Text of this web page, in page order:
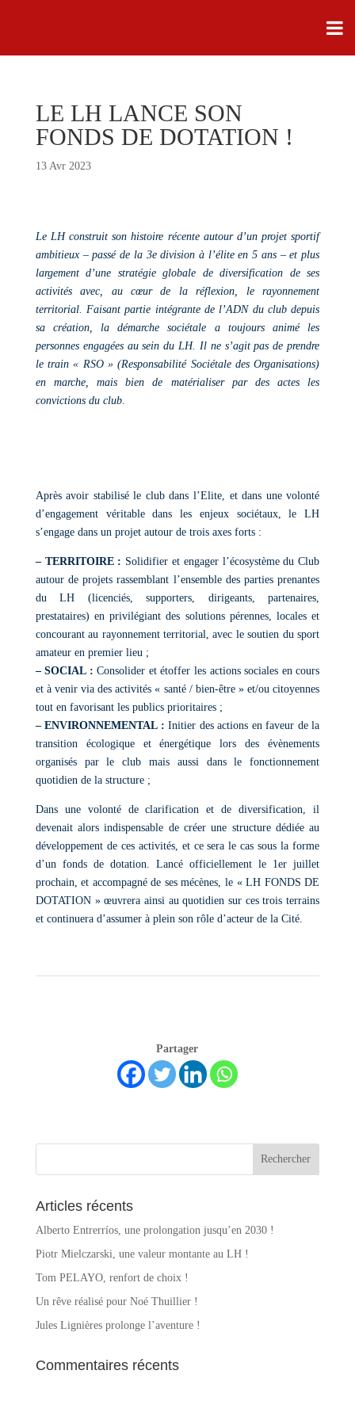
LE LH LANCE SON
FONDS DE DOTATION !
13 Avr 2023
Le LH construit son histoire récente autour d’un projet sportif
ambitieux – passé de la 3e division à l’élite en 5 ans – et plus
largement d’une stratégie globale de diversification de ses
activités avec, au cœur de la réflexion, le rayonnement
territorial. Faisant partie intégrante de l’ADN du club depuis
sa création, la démarche sociétale a toujours animé les
personnes engagées au sein du LH. Il ne s’agit pas de prendre
le train « RSO » (Responsabilité Sociétale des Organisations)
en marche, mais bien de matérialiser par des actes les
convictions du club.
Après avoir stabilisé le club dans l’Elite, et dans une volonté
d’engagement véritable dans les enjeux sociétaux, le LH
s’engage dans un projet autour de trois axes forts :
– TERRITOIRE : Solidifier et engager l’écosystème du Club
autour de projets rassemblant l’ensemble des parties prenantes
du LH (licenciés, supporters, dirigeants, partenaires,
prestataires) en privilégiant des solutions pérennes, locales et
concourant au rayonnement territorial, avec le soutien du sport
amateur en premier lieu ;
– SOCIAL : Consolider et étoffer les actions sociales en cours
et à venir via des activités « santé / bien-être » et/ou citoyennes
tout en favorisant les publics prioritaires ;
– ENVIRONNEMENTAL : Initier des actions en faveur de la
transition écologique et énergétique lors des évènements
organisés par le club mais aussi dans le fonctionnement
quotidien de la structure ;
Dans une volonté de clarification et de diversification, il
devenait alors indispensable de créer une structure dédiée au
développement de ces activités, et ce sera le cas sous la forme
d’un fonds de dotation. Lancé officiellement le 1er juillet
prochain, et accompagné de ses mécènes, le « LH FONDS DE
DOTATION » œuvrera ainsi au quotidien sur ces trois terrains
et continuera d’assumer à plein son rôle d’acteur de la Cité.
Partager
Articles récents
Alberto Entrerríos, une prolongation jusqu’en 2030 !
Piotr Mielczarski, une valeur montante au LH !
Tom PELAYO, renfort de choix !
Un rêve réalisé pour Noé Thuillier !
Jules Lignières prolonge l’aventure !
Commentaires récents